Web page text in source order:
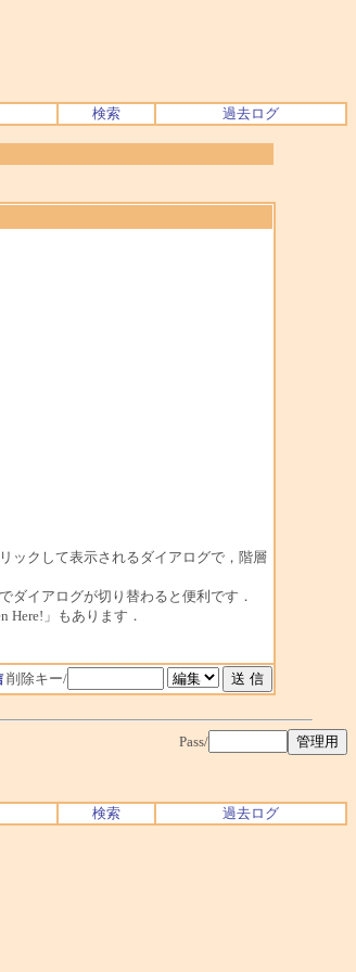
検索 過去ログ
ックして表示されるダイアログで，階層
ダイアログが切り替わると便利です．
」もあります．
削除キー/
Pass/
検索 過去ログ